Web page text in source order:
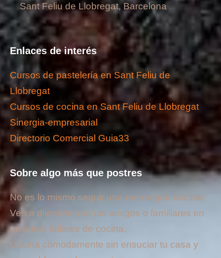
Sant Feliu de Llobregat, Barcelona
Enlaces de interés
Cursos de pastelería en Sant Feliu de
Llobregat
Cursos de cocina en Sant Feliu de Llobregat
Sinergia-empresarial
Directorio Comercial Guia33
Sobre algo más que postres
No es lo mismo seguir una receta que cocinar
Ven a divertirte con tus amigos o familiares en
nuestros talleres de cocina.
Cocina cómodamente sin ensuciar tu casa y